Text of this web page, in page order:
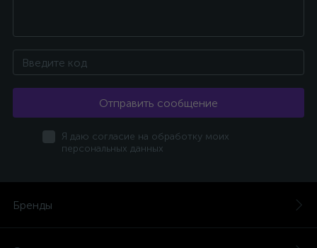
Отправить сообщение
Я даю согласие на обработку моих
персональных данных
Бренды